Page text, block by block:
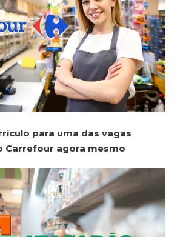
para uma das vagas
Carrefour agora mesmo